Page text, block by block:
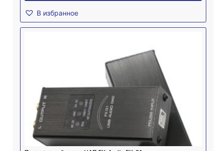
В избранное